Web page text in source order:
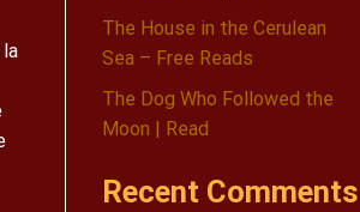
The House in the Cerulean
Sea – Free Reads
The Dog Who Followed the
Moon | Read
Recent Comments